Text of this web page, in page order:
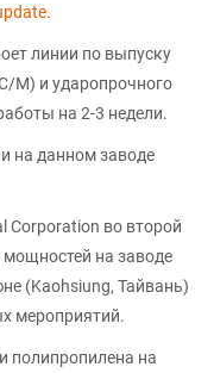
.
линии по выпуску
М) и ударопрочного
на 2-3 недели.
на данном заводе
Corporation во второй
мощностей на заводе
(Kaohsiung, Тайвань)
мероприятий.
полипропилена на